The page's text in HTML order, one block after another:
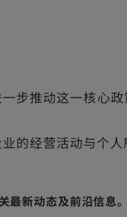
步推动这一核心
的经营活动与个人
最新动态及前沿信息